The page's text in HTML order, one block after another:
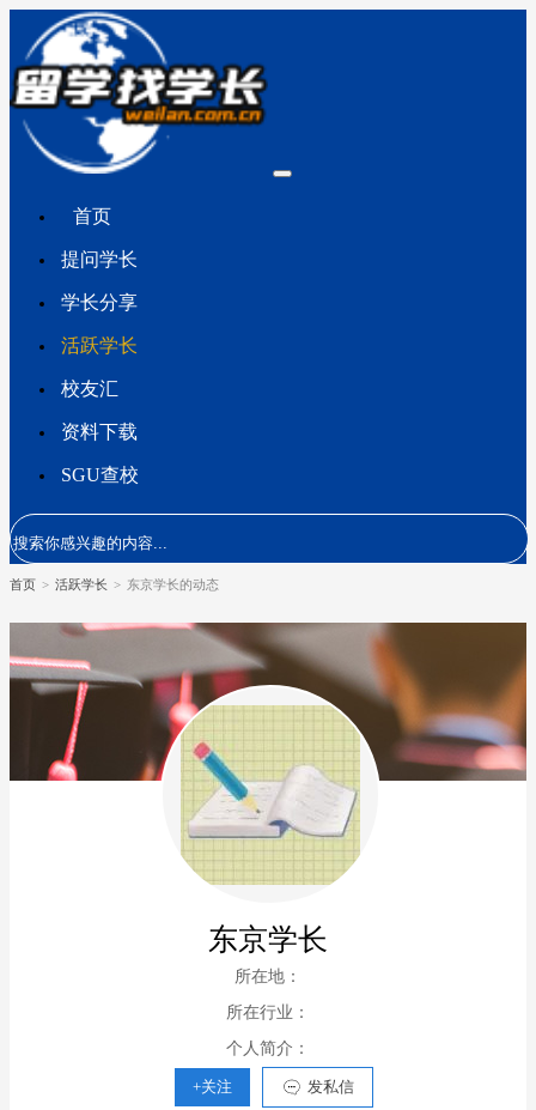
首页
提问学长
学长分享
活跃学长
校友汇
资料下载
SGU查校
首页 > 活跃学长 > 东京学长的动态
东京学长
所在地：
所在行业：
个人简介：
+关注 发私信